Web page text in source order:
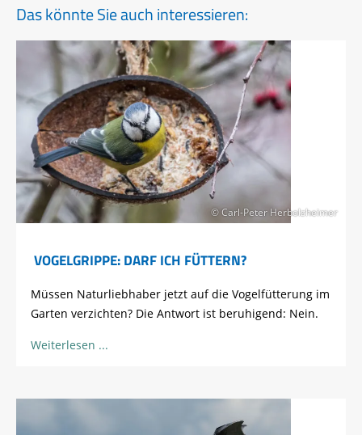
Das könnte Sie auch interessieren:
© Carl-Peter Herbolzheimer
VOGELGRIPPE: DARF ICH FÜTTERN?
Müssen Naturliebhaber jetzt auf die Vogelfütterung im
Garten verzichten? Die Antwort ist beruhigend: Nein.
Weiterlesen